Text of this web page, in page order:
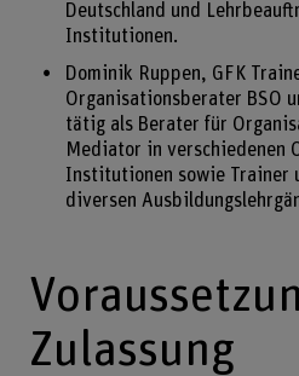
Deutschland und
Institutionen.
Dominik Ruppen, GFK
Organisationsberater BSO
tätig als Berater für
Mediator in verschiedenen
Institutionen sowie Trainer
diversen
Zulassung